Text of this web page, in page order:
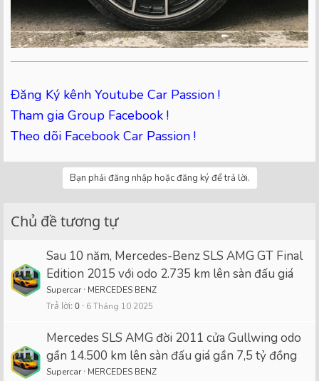
Đăng Ký kênh Youtube Car Passion !
Tham gia Group Facebook !
Theo dõi Facebook Car Passion !
Bạn phải đăng nhập hoặc đăng ký để trả lời.
Chủ đề tương tự
Sau 10 năm, Mercedes-Benz SLS AMG GT Final
Edition 2015 với odo 2.735 km lên sàn đấu giá
Supercar MERCEDES BENZ
Trả lời 0 6 Tháng 10 2025
Mercedes SLS AMG đời 2011 cửa Gullwing odo
gần 14.500 km lên sàn đấu giá gần 7,5 tỷ đồng
Supercar MERCEDES BENZ